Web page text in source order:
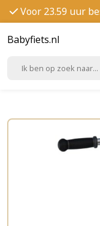
Voor 23.59 uur
Babyfiets.nl